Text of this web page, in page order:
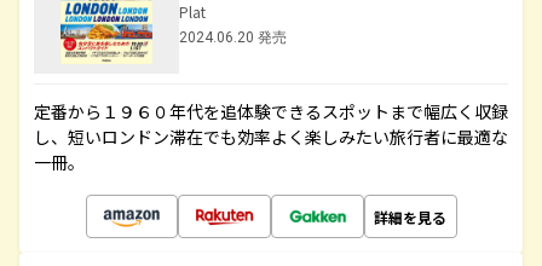
Plat
2024.06.20 発売
定番から１９６０年代を追体験できるスポットまで幅広く収録
し、短いロンドン滞在でも効率よく楽しみたい旅行者に最適な
一冊。
詳細を見る